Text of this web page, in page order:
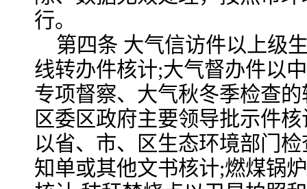
行。
第四条 大气信访件以上级
线转办件核计;大气督办件以
专项督察、大气秋冬季检查
区委区政府主要领导批示件
以省、市、区生态环境部门
知单或其他文书核计;燃煤锅